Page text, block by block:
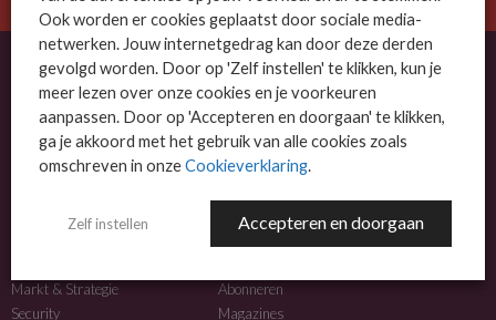
OVER MSP BUSINESS
MSP Business is het kennisplatform voor IT-dienstverleners met MKB-focus.
NIEUWS
Markt & Strategie
Security
MEER INFO
Abonneren
Magazines
Ook worden er cookies geplaatst door sociale media-
netwerken. Jouw internetgedrag kan door deze derden
gevolgd worden. Door op 'Zelf instellen' te klikken, kun je
meer lezen over onze cookies en je voorkeuren
aanpassen. Door op 'Accepteren en doorgaan' te klikken,
ga je akkoord met het gebruik van alle cookies zoals
omschreven in onzeCookieverklaring.
Zelf instellen Accepteren en doorgaan